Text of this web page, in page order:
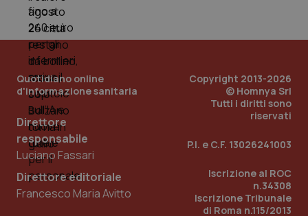
Quotidiano online
d'informazione sanitaria
Direttore
responsabile
Luciano Fassari
Direttore editoriale
Francesco Maria Avitto
Copyright 2013-2026
© Homnya Srl
Tutti i diritti sono
riservati
P.I. e C.F. 13026241003
Iscrizione al ROC
n.34308
Iscrizione Tribunale
di Roma n.115/2013